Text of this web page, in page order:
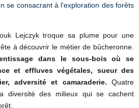
se consacrant à l'exploration des forêts
Lejczyk troque sa plume pour une
à découvrir le métier de bûcheronne.
dans le sous-bois où se
et effluves végétales, sueur des
adversité et camaraderie. Quatre
diversité des milieux qui se cachent